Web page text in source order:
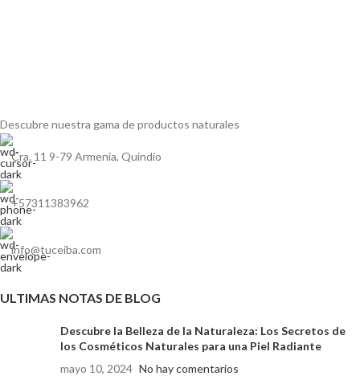
Descubre nuestra gama deproductos naturales
Cra. 11 9-79 Armenia, Quindío
+57311383962
info@tuceiba.com
ULTIMAS NOTAS DE BLOG
Descubre la Belleza de la Naturaleza: Los Secretos de
los Cosméticos Naturales para una Piel Radiante
mayo 10, 2024 No hay comentarios